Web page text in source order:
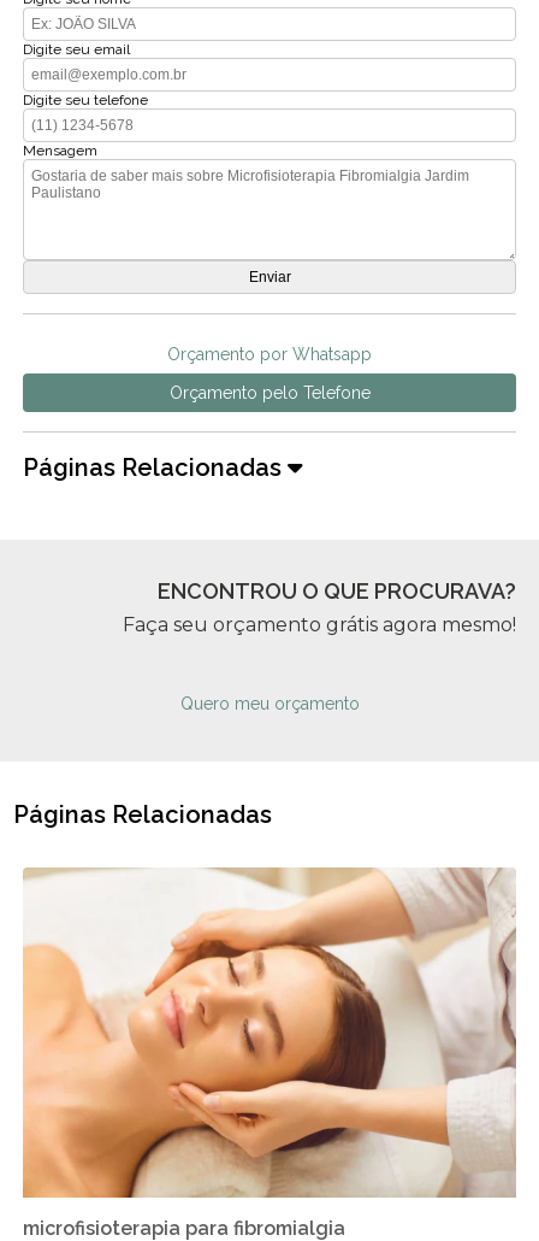
Digite seu email
Digite seu telefone
Mensagem
Orçamento por Whatsapp
Orçamento pelo Telefone
Páginas Relacionadas
ENCONTROU O QUE PROCURAVA?
Faça seu orçamento grátis agora mesmo!
Quero meu orçamento
Páginas Relacionadas
microfisioterapia para fibromialgia